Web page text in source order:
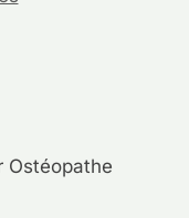
Ostéopathe